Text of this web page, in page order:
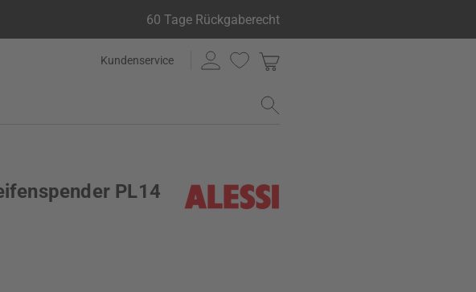
60 Tage Rückgaberecht
Kundenservice
PL14